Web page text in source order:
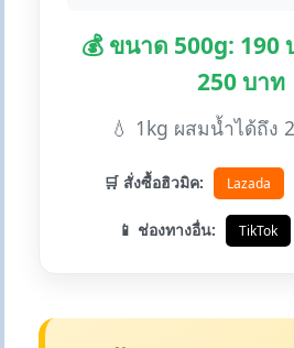
💰 ขนาด 500g: 190
250 บาท
💧 1kg ผสมน้ำได้ถึง
🛒 สั่งซื้อฮิวมิค: Lazada
📱 ช่องทางอื่น: TikTok